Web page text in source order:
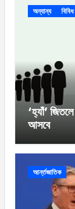
অন্যান্য বিবিধ
‘হ্যাঁ’
আসবে
আর্ন্তজাতিক